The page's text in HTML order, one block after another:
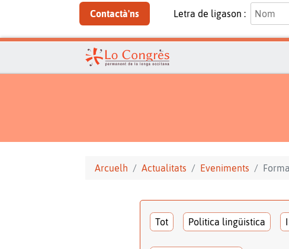
Contactà'ns Letra de ligason :
Arcuelh Actualitats Eveniments
Tot Politica lingüistica